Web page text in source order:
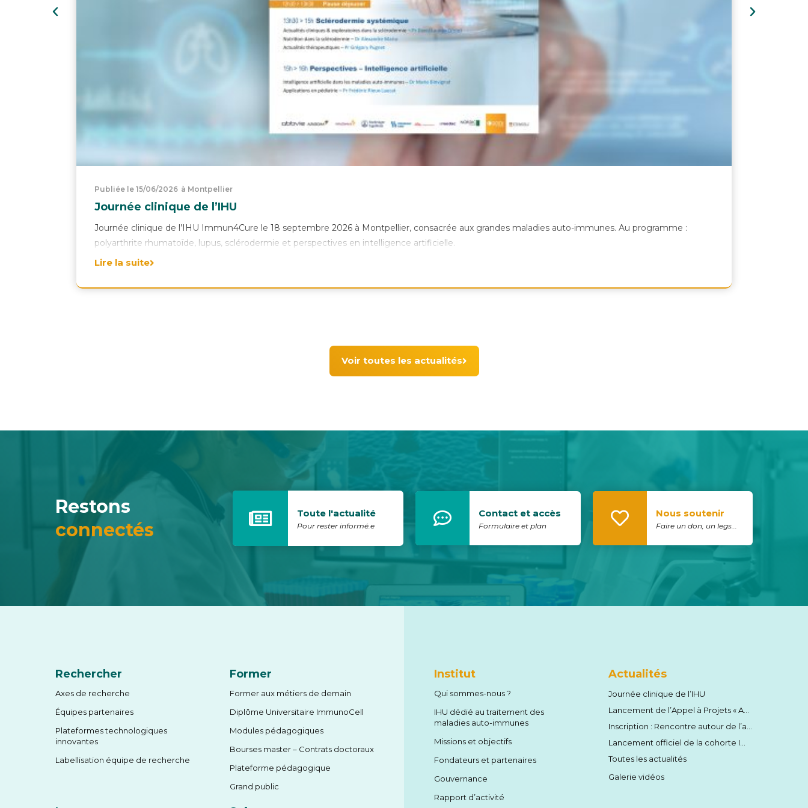
Publiée le 15/06/2026 à Montpellier
Journée clinique de l’IHU
Journée clinique de l’IHU Immun4Cure le 18 septembre 2026 à Montpellier, consacrée aux grandes maladies auto-immunes. Au programme :
polyarthrite rhumatoïde, lupus, sclérodermie et perspectives en intelligence artificielle.
Lire la suite
Voir toutes les actualités
Restons
connectés
Toute l'actualité
Pour rester informé.e
Contact et accès
Formulaire et plan
Nous soutenir
Faire un don, un legs...
Rechercher
Axes de recherche
Équipes partenaires
Plateformes technologiques
innovantes
Labellisation équipe de recherche
Former
Former aux métiers de demain
Diplôme Universitaire ImmunoCell
Modules pédagogiques
Bourses master – Contrats doctoraux
Plateforme pédagogique
Grand public
Institut
Qui sommes-nous ?
IHU dédié au traitement des
maladies auto-immunes
Missions et objectifs
Fondateurs et partenaires
Gouvernance
Rapport d’activité
Actualités
Journée clinique de l’IHU
Lancement de l’Appel à Projets « Amorçage » 2026 !
Inscription : Rencontre autour de l’auto-immunité le samedi 13 juin 2026
Lancement officiel de la cohorte Immun4Cure
Toutes les actualités
Galerie vidéos